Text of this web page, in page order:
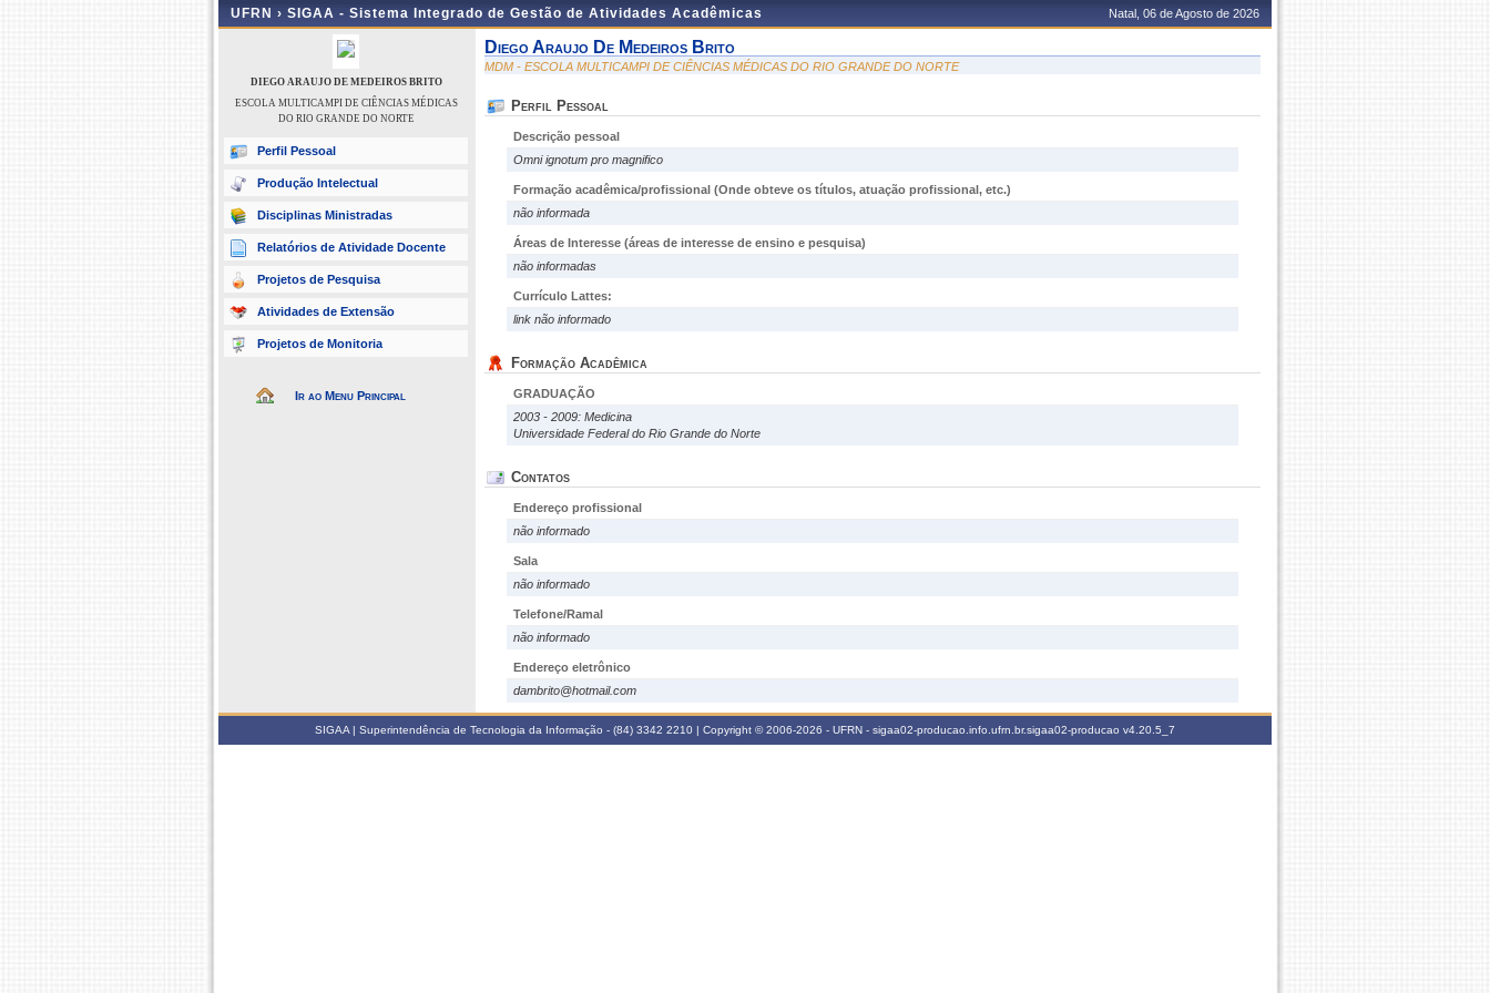
UFRN › SIGAA - Sistema Integrado de Gestão de Atividades Acadêmicas Natal, 06 de Agosto de 2026
DIEGO ARAUJO DE MEDEIROS BRITO
ESCOLA MULTICAMPI DE CIÊNCIAS MÉDICAS
DO RIO GRANDE DO NORTE
Perfil Pessoal
Produção Intelectual
Disciplinas Ministradas
Relatórios de Atividade Docente
Projetos de Pesquisa
Atividades de Extensão
Projetos de Monitoria
Ir ao Menu Principal
Diego Araujo De Medeiros Brito
MDM - ESCOLA MULTICAMPI DE CIÊNCIAS MÉDICAS DO RIO GRANDE DO NORTE
Perfil Pessoal
Descrição pessoal
Omni ignotum pro magnifico
Formação acadêmica/profissional (Onde obteve os títulos, atuação profissional, etc.)
não informada
Áreas de Interesse (áreas de interesse de ensino e pesquisa)
não informadas
Currículo Lattes:
link não informado
Formação Acadêmica
GRADUAÇÃO
2003 - 2009: Medicina
Universidade Federal do Rio Grande do Norte
Contatos
Endereço profissional
não informado
Sala
não informado
Telefone/Ramal
não informado
Endereço eletrônico
dambrito@hotmail.com
SIGAA | Superintendência de Tecnologia da Informação - (84) 3342 2210 | Copyright © 2006-2026 - UFRN - sigaa02-producao.info.ufrn.br.sigaa02-producao v4.20.5_7